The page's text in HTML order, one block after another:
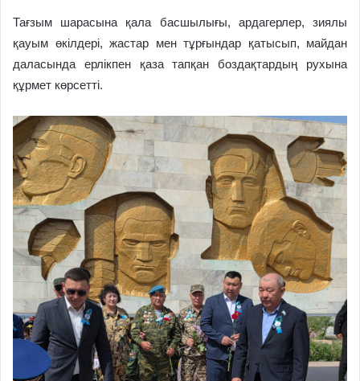
Тағзым шарасына қала басшылығы, ардагерлер, зиялы
қауым өкілдері, жастар мен тұрғындар қатысып, майдан
даласында ерлікпен қаза тапқан боздақтардың рухына
құрмет көрсетті.